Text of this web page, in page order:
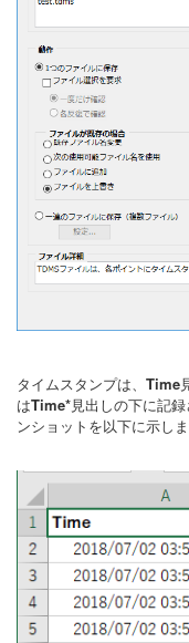
タイムスタンプは、 Time
はTime*見出しの下に記
ンショットを以下に示しま